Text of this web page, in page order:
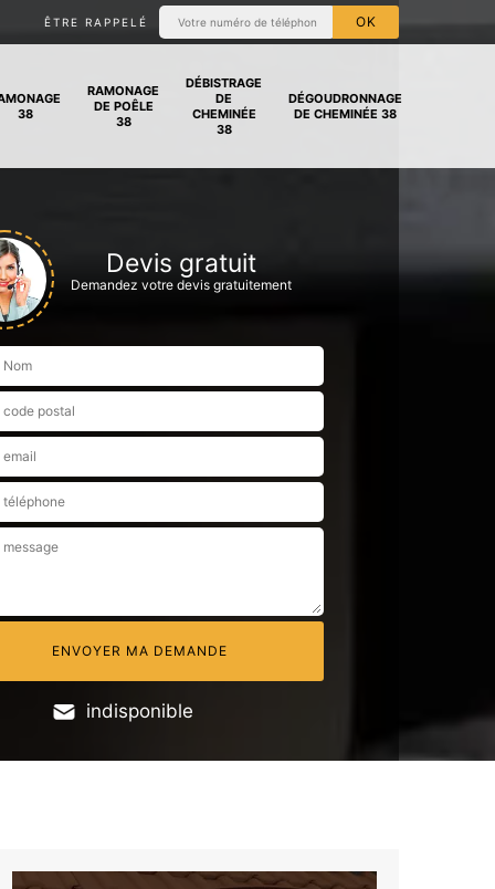
ÊTRE RAPPELÉ
38
RAMONAGE
DE POÊLE
38
DÉBISTRAGE
DE
CHEMINÉE
38
DÉGOUDRONNAGE
DE CHEMINÉE 38
Devis gratuit
Demandez votre devis gratuitement
indisponible